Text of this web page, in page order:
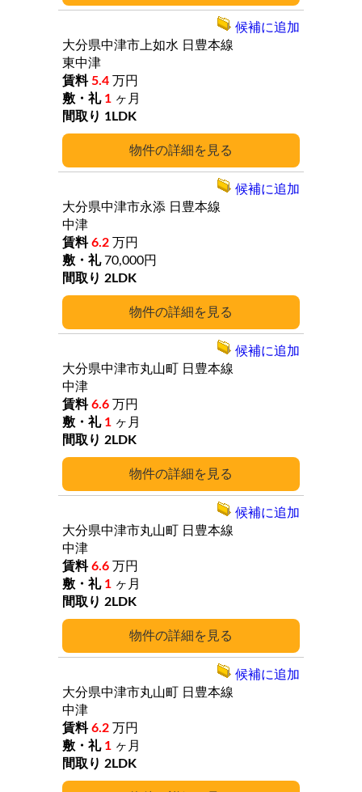
詳細
大分県中津市上如水 日豊本線
東中津
5.4 万円
1 ヶ月
1LDK
候補に追加
詳細
大分県中津市永添 日豊本線
中津
6.2 万円
70,000円
2LDK
候補に追加
詳細
大分県中津市丸山町
日豊本線
中津
6.6 万円
1 ヶ月
2LDK
候補に追加
詳細
大分県中津市丸山町
日豊本線
中津
6.6 万円
1 ヶ月
2LDK
候補に追加
大分県中津市丸山町
日豊本線
中津
6.2 万円
1 ヶ月
2LDK
候補に追加